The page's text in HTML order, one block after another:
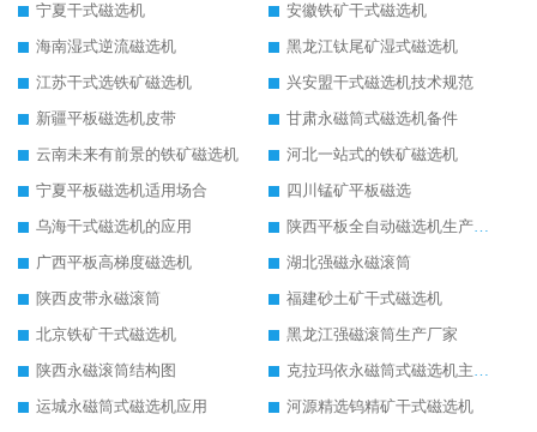
宁夏干式磁选机
安徽铁矿干式磁选机
海南湿式逆流磁选机
黑龙江钛尾矿湿式磁选机
江苏干式选铁矿磁选机
兴安盟干式磁选机技术规范
新疆平板磁选机皮带
甘肃永磁筒式磁选机备件
云南未来有前景的铁矿磁选机
河北一站式的铁矿磁选机
宁夏平板磁选机适用场合
四川锰矿平板磁选
乌海干式磁选机的应用
陕西平板全自动磁选机生产厂家
广西平板高梯度磁选机
湖北强磁永磁滚筒
陕西皮带永磁滚筒
福建砂土矿干式磁选机
北京铁矿干式磁选机
黑龙江强磁滚筒生产厂家
陕西永磁滚筒结构图
克拉玛依永磁筒式磁选机主要技术参数
运城永磁筒式磁选机应用
河源精选钨精矿干式磁选机